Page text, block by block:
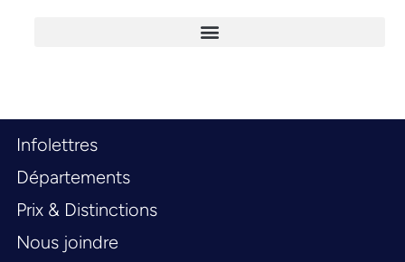
Infolettres
Départements
Prix & Distinctions
Nous joindre